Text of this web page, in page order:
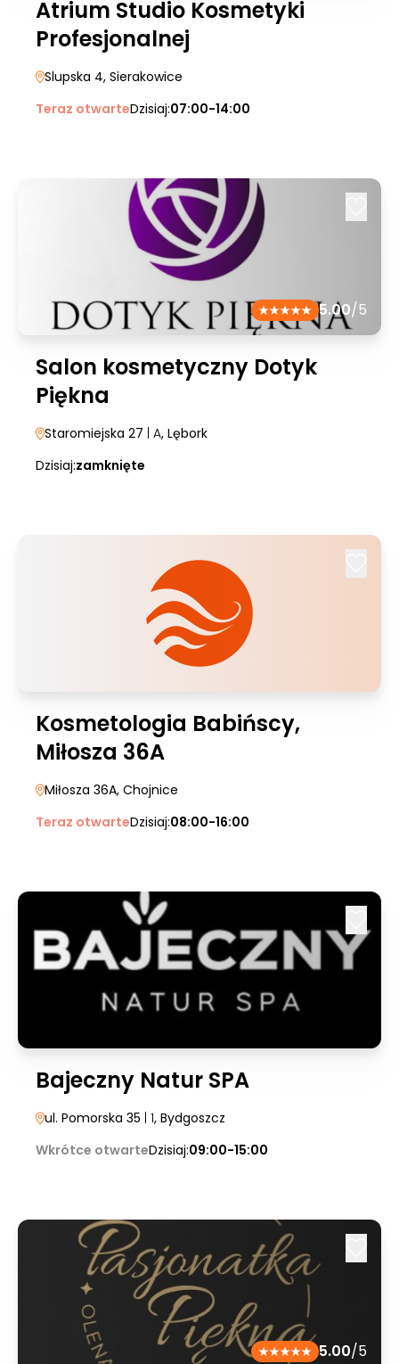
Atrium Studio Kosmetyki
Profesjonalnej
Slupska 4, Sierakowice
Teraz otwarteDzisiaj:07:00-14:00
5.00/5
Salon kosmetyczny Dotyk
Piękna
Staromiejska 27 | A, Lębork
Dzisiaj:zamknięte
Kosmetologia Babińscy,
Miłosza 36A
Miłosza 36A, Chojnice
Teraz otwarteDzisiaj:08:00-16:00
Bajeczny Natur SPA
ul. Pomorska 35 | 1, Bydgoszcz
Wkrótce otwarteDzisiaj:09:00-15:00
5.00/5